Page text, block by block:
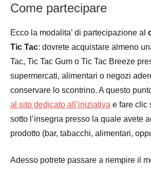
Come partecipare
Ecco la modalita’ di partecipazione al
Tic Tac: dovrete acquistare almeno
Tac, Tic Tac Gum o Tic Tac Breeze
supermercati, alimentari o negozi
conservare lo scontrino. A questo
al sito dedicato all’iniziativa e fare clic
sotto l’insegna presso la quale avete
prodotto (bar, tabacchi, alimentari,
Adesso potrete passare a riempire il